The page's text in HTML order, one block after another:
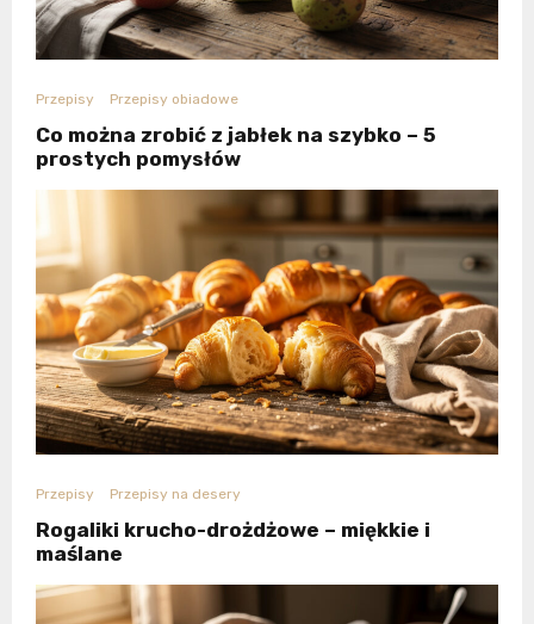
Przepisy Przepisy obiadowe
Co można zrobić z jabłek na szybko – 5
prostych pomysłów
Przepisy Przepisy na desery
Rogaliki krucho-drożdżowe – miękkie i
maślane